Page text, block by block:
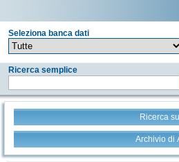
Seleziona banca dati
Ricerca semplice
Ricerca
Archivio di